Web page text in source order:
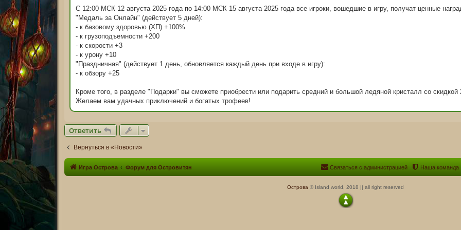
н
С 12:00 МСК 12 августа 2025 года по 14:00 МСК 15 августа 2025 года все игроки, вошедшие в игру, получат ценные
"Медаль за Онлайн" (действует 5 дней):
- к базовому здоровью (ХП) +100%
- к грузоподъемности +200
- к скорости +3
- к урону +10
"Праздничная" (действует 1 день, обновляется каждый день при входе в игру):
- к обзору +25
Кроме того, в разделе "Подарки" вы сможете приобрести или подарить средний и большой ледяной кристалл со скидкой
Желаем вам удачных приключений и богатых трофеев!
Ответить
Вернуться в «Новости»
Игра Острова Форум для Островитян Наша команда
Связаться с администрацией
Острова © Island world, 2018 || all right reserved